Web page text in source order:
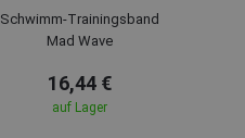
Schwimm-Trainingsband
Mad Wave
16,44 €
auf Lager